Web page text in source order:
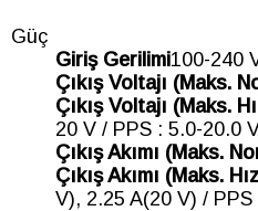
Güç
Giriş Gerilimi100-240
Çıkış Voltajı (Maks.
Çıkış Voltajı (Maks.
20 V / PPS : 5.0-20.0
Çıkış Akımı (Maks.
Çıkış Akımı (Maks.
V), 2.25 A(20 V) /